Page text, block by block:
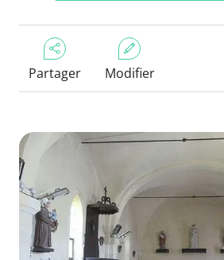
Partager Modifier